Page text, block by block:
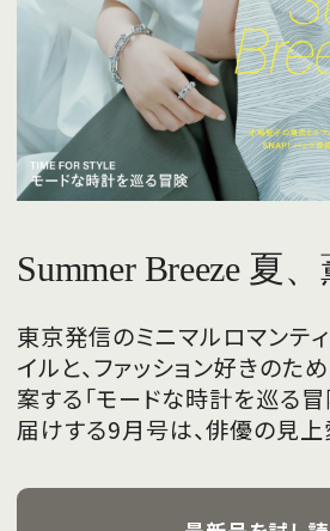
Summer Breeze 夏
東京発信のミニマルロマンテ
イルと、ファッション好きのた
案する「モードな時計を巡る冒
届けする9月号は、俳優の見
飾ります。